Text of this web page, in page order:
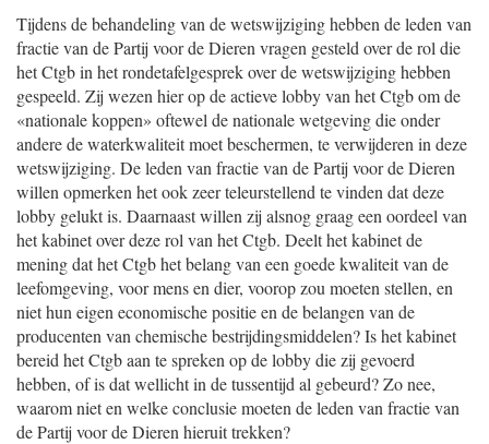
Tijdens de behandeling van de wetswijziging hebben de leden van
fractie van de Partij voor de Dieren vragen gesteld over de rol die
het Ctgb in het rondetafelgesprek over de wetswijziging hebben
gespeeld. Zij wezen hier op de actieve lobby van het Ctgb om de
«nationale koppen» oftewel de nationale wetgeving die onder
andere de waterkwaliteit moet beschermen, te verwijderen in deze
wetswijziging. De leden van fractie van de Partij voor de Dieren
willen opmerken het ook zeer teleurstellend te vinden dat deze
lobby gelukt is. Daarnaast willen zij alsnog graag een oordeel van
het kabinet over deze rol van het Ctgb. Deelt het kabinet de
mening dat het Ctgb het belang van een goede kwaliteit van de
leefomgeving, voor mens en dier, voorop zou moeten stellen, en
niet hun eigen economische positie en de belangen van de
producenten van chemische bestrijdingsmiddelen? Is het kabinet
bereid het Ctgb aan te spreken op de lobby die zij gevoerd
hebben, of is dat wellicht in de tussentijd al gebeurd? Zo nee,
waarom niet en welke conclusie moeten de leden van fractie van
de Partij voor de Dieren hieruit trekken?